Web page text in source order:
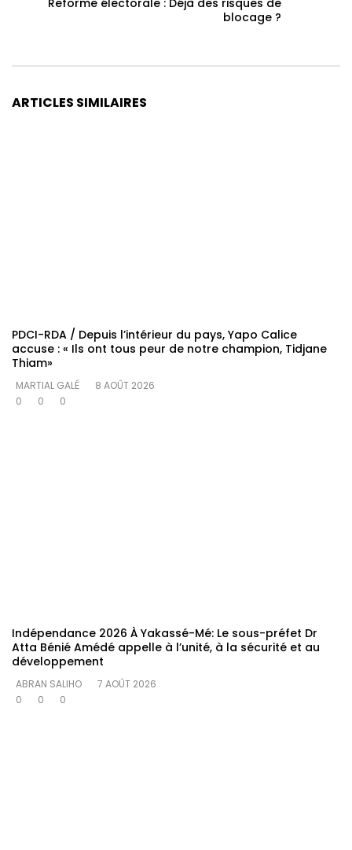
blocage ?
ARTICLES SIMILAIRES
PDCI-RDA / Depuis l’intérieur du pays, Yapo Calice
accuse : « Ils ont tous peur de notre champion, Tidjane
Thiam»
MARTIAL GALÉ
8 AOÛT 2026
0
0 0
Indépendance 2026 À Yakassé-Mé: Le sous-préfet Dr
Atta Bénié Amédé appelle à l’unité, à la sécurité et au
développement
ABRAN SALIHO
7 AOÛT 2026
0
0 0